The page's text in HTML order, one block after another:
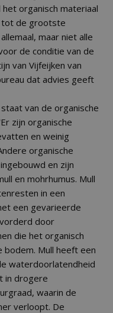
organisch materiaal
tot de grootste
maar niet alle
de conditie van de
van Vijfeijken van
dat advies geeft
van de organische
zijn organische
en weinig
organische
en zijn
en mohrhumus. Mull
in een
een gevarieerde
door
die het organisch
bodem. Mull heeft een
waterdoorlatendheid
in drogere
waarin de
verloopt. De